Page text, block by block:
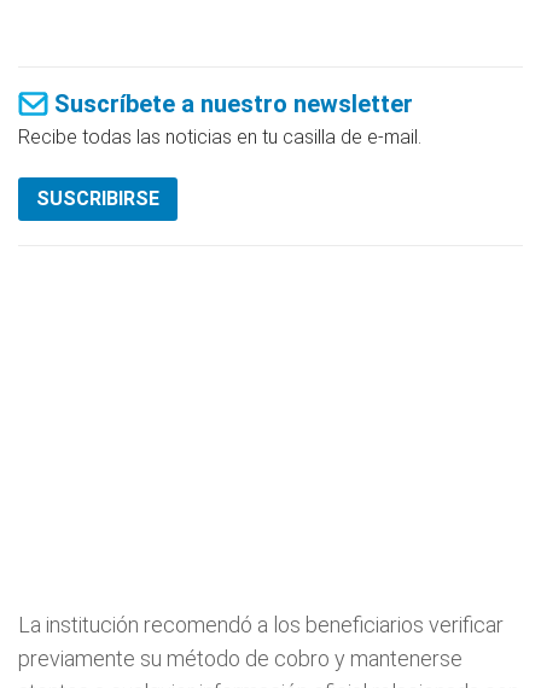
Suscríbete a nuestro newsletter
Recibe todas las noticias en tu casilla de e-mail.
SUSCRIBIRSE
La institución recomendó a los beneficiarios verificar
previamente su método de cobro y mantenerse